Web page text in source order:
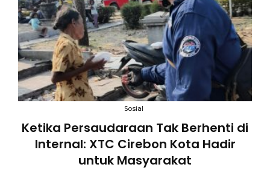
Sosial
Ketika Persaudaraan Tak Berhenti di
Internal: XTC Cirebon Kota Hadir
untuk Masyarakat